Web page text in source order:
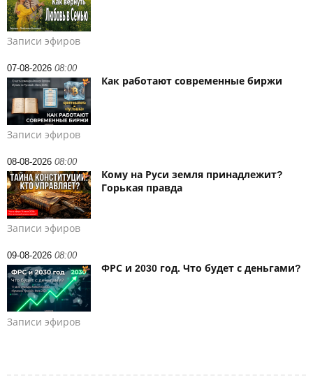
Записи эфиров
07-08-2026 08:00
Как работают современные биржи
Записи эфиров
08-08-2026 08:00
Кому на Руси земля принадлежит?
Горькая правда
Записи эфиров
09-08-2026 08:00
ФРС и 2030 год. Что будет с деньгами?
Записи эфиров